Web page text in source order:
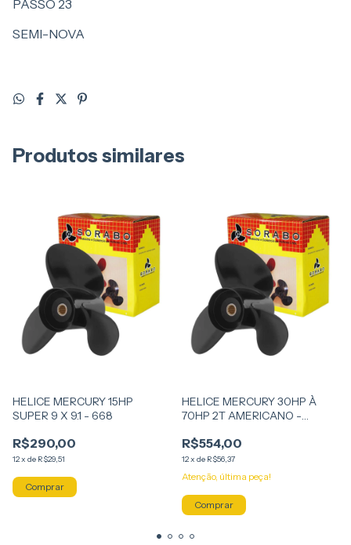
PASSO 23
SEMI-NOVA
Produtos similares
HELICE MERCURY 15HP
SUPER 9 X 9.1 - 668
R$290,00
12x de R$29,51
HELICE MERCURY 30HP À
70HP 2T AMERICANO -
R$554,00
12x de R$56,37
Atenção, última peça!